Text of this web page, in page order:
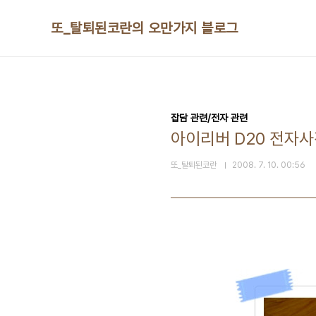
또_탈퇴된코란의 오만가지 블로그
잡담 관련/전자 관련
아이리버 D20 전자
또_탈퇴된코란 2008. 7. 10. 00:56